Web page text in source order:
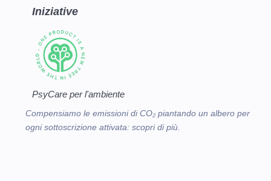
Iniziative
PsyCare per l'ambiente
Compensiamo le emissioni di CO₂ piantando un albero per
ogni sottoscrizione attivata: scopri di più.